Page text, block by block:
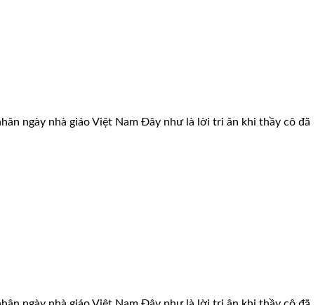
ngày nhà giáo Việt Nam Đây như là lời tri ân khi thầy cô đã